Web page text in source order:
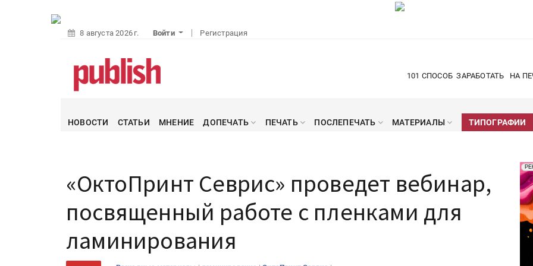
8 августа 2026 г. Войти Регистрация
101 СПОСОБ ЗАРАБОТАТЬ НА
НОВОСТИ СТАТЬИ МНЕНИЕ ДОПЕЧАТЬ ПЕЧАТЬ ПОСЛЕПЕЧАТЬ МАТЕРИАЛЫ ТИПОГРАФИИ
«ОктоПринт Севрис» проведет вебинар,
посвященный работе с пленками для
ламинирования